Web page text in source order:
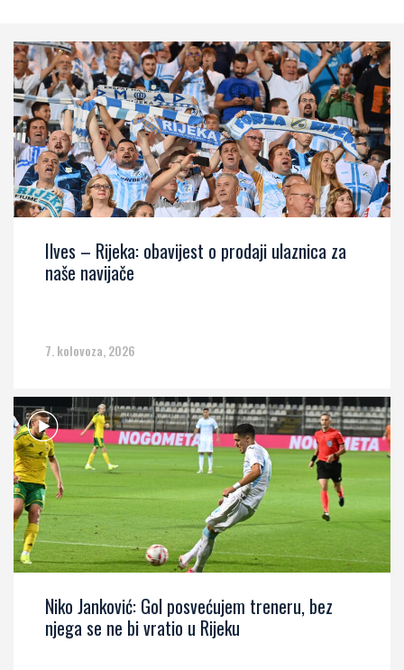
Ilves – Rijeka: obavijest o prodaji ulaznica za
naše navijače
7. kolovoza, 2026
Niko Janković: Gol posvećujem treneru, bez
njega se ne bi vratio u Rijeku